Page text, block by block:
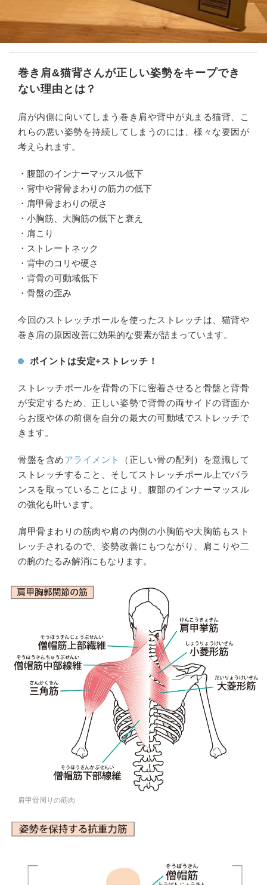
巻き肩&猫背さんが正しい姿勢をキープでき
ない理由とは？
肩が内側に向いてしまう巻き肩や背中が丸まる猫背、こ
れらの悪い姿勢を持続してしまうのには、様々な要因が
考えられます。
・腹部のインナーマッスル低下
・背中や背骨まわりの筋力の低下
・肩甲骨まわりの硬さ
・小胸筋、大胸筋の低下と衰え
・肩こり
・ストレートネック
・背中のコリや硬さ
・背骨の可動域低下
・骨盤の歪み
今回のストレッチポールを使ったストレッチは、猫背や
巻き肩の原因改善に効果的な要素が詰まっています。
ポイントは安定+ストレッチ！
ストレッチポールを背骨の下に密着させると骨盤と背骨
が安定するため、正しい姿勢で背骨の両サイドの背面か
らお腹や体の前側を自分の最大の可動域でストレッチで
きます。
骨盤を含めアライメント
（正しい骨の配列）を意識して
ストレッチすること、そしてストレッチポール上でバラ
ンスを取っていることにより、腹部のインナーマッスル
の強化も叶います。
肩甲骨まわりの筋肉や肩の内側の小胸筋や大胸筋もスト
レッチされるので、姿勢改善にもつながり、肩こりや二
の腕のたるみ解消にもなります。
肩甲骨周りの筋肉